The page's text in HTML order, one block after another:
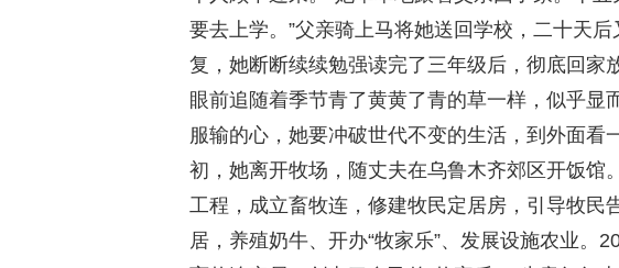
要去上学。”父亲骑上马将她送回学校，二十天
复，她断断续续勉强读完了三年级后，彻底回家
眼前追随着季节青了黄黄了青的草一样，似乎显
服输的心，她要冲破世代不变的生活，到外面看
初，她离开牧场，随丈夫在乌鲁木齐郊区开饭馆
工程，成立畜牧连，修建牧民定居房，引导牧民
居，养殖奶牛、开办“牧家乐”、发展设施农业。